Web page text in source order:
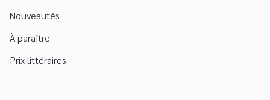
Nouveautés
À paraître
Prix littéraires